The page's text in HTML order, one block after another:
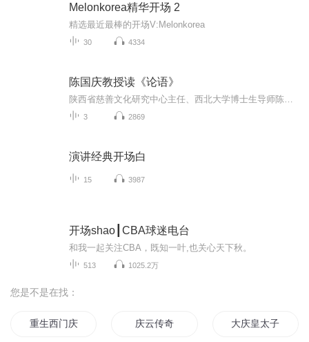
Melonkorea精华开场 2
精选最近最棒的开场V:Melonkorea
30 4334
陈国庆教授读《论语》
3 2869
演讲经典开场白
15 3987
开场shao┃CBA球迷电台
和我一起关注CBA，既知一叶,也关心天下秋。
513 1025.2万
您是不是在找：
重生西门庆 庆云传奇 大庆皇太子